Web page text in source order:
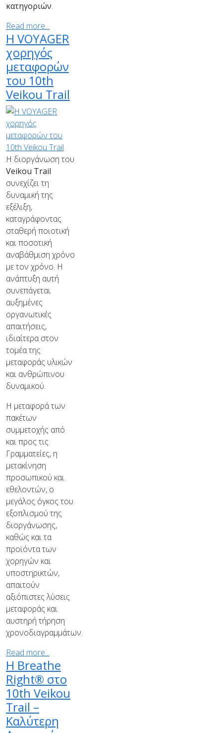
κατηγοριών.
Read more...
Η VOYAGER
χορηγός
μεταφορών
του 10th
Veikou Trail
Η διοργάνωση του
Veikou Trail
συνεχίζει τη
δυναμική της
εξέλιξη,
καταγράφοντας
σταθερή ποιοτική
και ποσοτική
αναβάθμιση χρόνο
με τον χρόνο. Η
ανάπτυξη αυτή
συνεπάγεται
αυξημένες
οργανωτικές
απαιτήσεις,
ιδιαίτερα στον
τομέα της
μεταφοράς υλικών
και ανθρώπινου
δυναμικού.
Η μεταφορά των
πακέτων
συμμετοχής από
και προς τις
Γραμματείες, η
μετακίνηση
προσωπικού και
εθελοντών, ο
μεγάλος όγκος του
εξοπλισμού της
διοργάνωσης,
καθώς και τα
προϊόντα των
χορηγών και
υποστηρικτών,
απαιτούν
αξιόπιστες λύσεις
μεταφοράς και
αυστηρή τήρηση
χρονοδιαγραμμάτων.
Read more...
Η Breathe
Right® στο
10th Veikou
Trail –
Καλύτερη